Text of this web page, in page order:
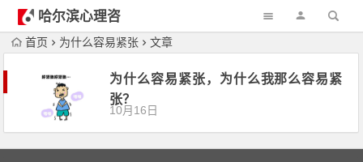
哈尔滨心理咨
询首页 为什么容易紧张 文章
为什么容易紧张，为什么我那么容易紧
张？
10月16日